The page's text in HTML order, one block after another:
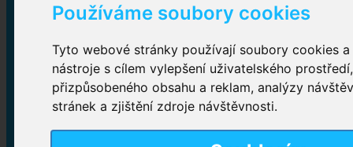
Používáme soubory cookies
Tyto webové stránky používají soubory cookies
nástroje s cílem vylepšení uživatelského
přizpůsobeného obsahu a reklam, analýzy
stránek a zjištění zdroje návštěvnosti.
Inkontinenční kalhotky
Plenkové kalhotky navlékací,Plenkové kalhotky
zalepovací,Inkontinenční kalhotky dámské